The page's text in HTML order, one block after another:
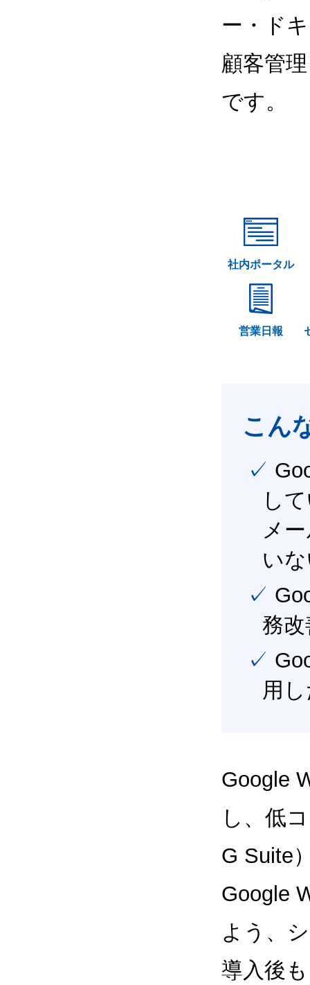
ー・ド
顧客管
です。
社内ポータル
営業日報
こん
✓ Google Workspace（旧G Suite） を社内で導入
し
メ
い
✓ Google Workspace（旧G Suite） を活用し、業
務
✓ Google Workspace（旧G Suite） を最大限に活
用
Google
し、低
G Suite
Google
よう、
導入後